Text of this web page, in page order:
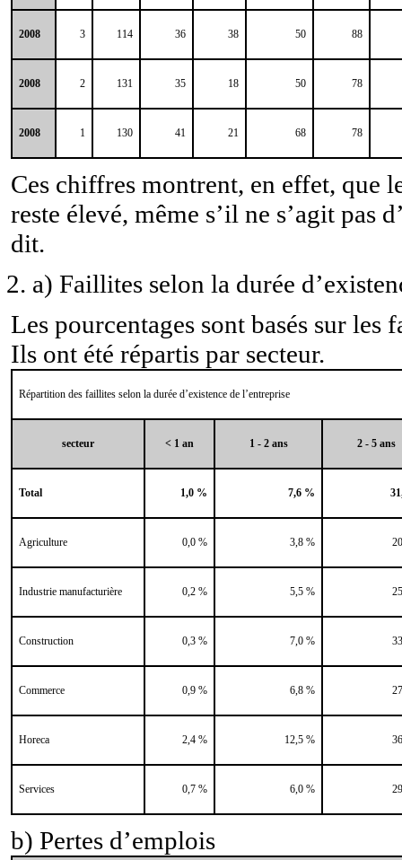
2008 3 114 36 38 50 88
2008 2 131 35 18 50 78
2008 1 130 41 21 68 78
Ces chiffres montrent, en effet, que
reste élevé, même s’il ne s’agit pas
dit.
a) Faillites selon la durée
Les pourcentages sont basés sur
Ils ont été répartis par secteur.
Répartition des faillites selon la durée d’existence de l’entreprise
secteur < 1 an 1 - 2 ans 2 - 5 ans
Total 1,0 % 7,6 %
Agriculture 0,0 % 3,8 %
Industrie manufacturière 0,2 % 5,5 %
Construction 0,3 % 7,0 %
Commerce 0,9 % 6,8 %
Horeca 2,4 % 12,5 %
Services 0,7 % 6,0 %
b) Pertes d’emplois